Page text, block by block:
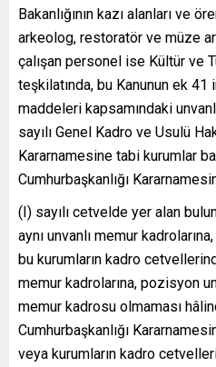
Bakanlığının kazı alanları ve
arkeolog, restoratör ve müze
çalışan personel ise Kültür ve
teşkilatında, bu Kanunun ek 41
maddeleri kapsamındaki
sayılı Genel Kadro ve Usulü
Kararnamesine tabi kurumlar
Cumhurbaşkanlığı
(I) sayılı cetvelde yer alan
aynı unvanlı memur
bu kurumların kadro
memur kadrolarına, pozisyon
memur kadrosu olmaması
Cumhurbaşkanlığı
veya kurumların kadro